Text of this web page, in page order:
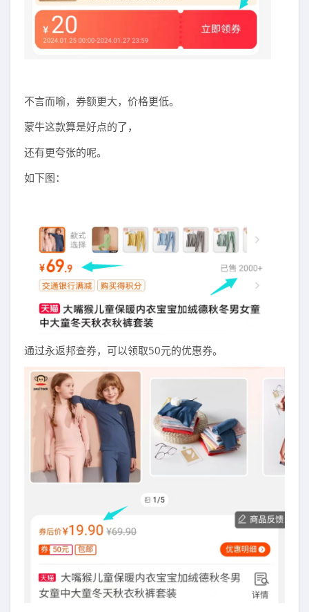
不言而喻，券额更大，价格更低。
蒙牛这款算是好点的了，
还有更夸张的呢。
如下图：
通过永返邦查券，可以领取50元的优惠券。